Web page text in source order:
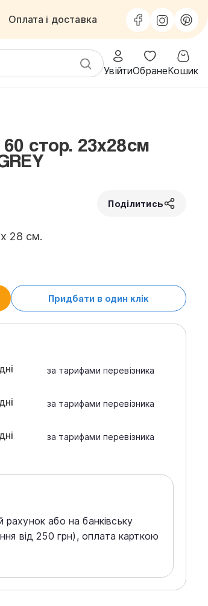
Оплата і доставка
УвійтиОбранеКошик
стор. 23x28см
Поділитись
28 см.
Придбати в один клік
за тарифами перевізника
за тарифами перевізника
за тарифами перевізника
рахунок або на банківську
від 250 грн), оплата карткою